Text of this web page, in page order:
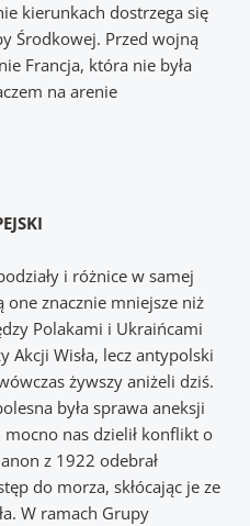
kierunkach dostrzega się
Środkowej. Przed wojną
Francja, która nie była
na arenie
i różnice w samej
one znacznie mniejsze niż
Polakami i Ukraińcami
Akcji Wisła, lecz antypolski
żywszy aniżeli dziś.
była sprawa aneksji
nas dzielił konflikt o
z 1922 odebrał
do morza, skłócając je ze
W ramach Grupy